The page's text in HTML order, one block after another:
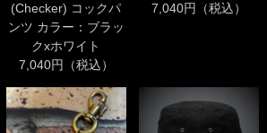
(Checker) コックパ
ンツ カラー：ブラッ
クxホワイト
7,040円（税込）
7,040円（税込）